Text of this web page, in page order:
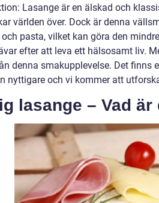
Lasange är en älskad och
världen över. Dock är denna
pasta, vilket kan göra den
efter att leva ett hälsosamt liv.
denna smakupplevelse. Det finns
nyttigare och vi kommer att
lasange – Vad är